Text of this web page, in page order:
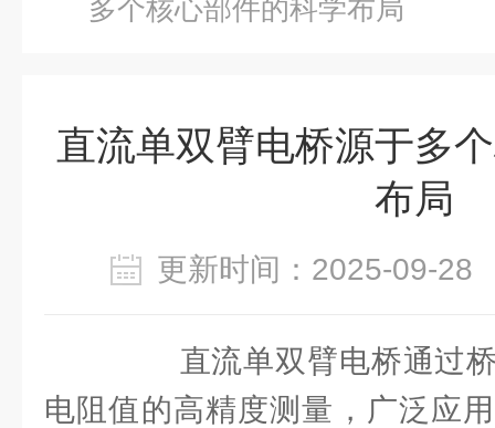
多个核心部件的科学布局
直流单双臂电桥源于多
布局
更新时间：2025-09-
直流单双臂电桥通过桥
电阻值的高精度测量，广泛应